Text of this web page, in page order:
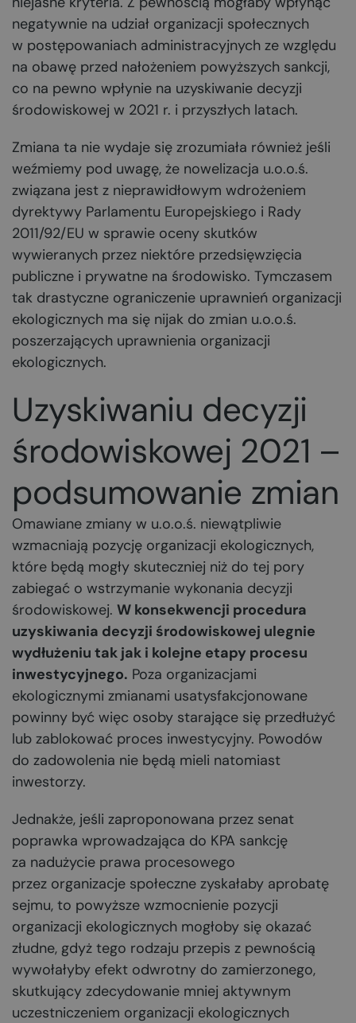
negatywnie na udział organizacji społecznych
w postępowaniach administracyjnych ze względu
na obawę przed nałożeniem powyższych sankcji,
co na pewno wpłynie na uzyskiwanie decyzji
środowiskowej w 2021 r. i przyszłych latach.
Zmiana ta nie wydaje się zrozumiała również jeśli
weźmiemy pod uwagę, że nowelizacja u.o.o.ś.
związana jest z nieprawidłowym wdrożeniem
dyrektywy Parlamentu Europejskiego i Rady
2011/92/EU w sprawie oceny skutków
wywieranych przez niektóre przedsięwzięcia
publiczne i prywatne na środowisko. Tymczasem
tak drastyczne ograniczenie uprawnień organizacji
ekologicznych ma się nijak do zmian u.o.o.ś.
poszerzających uprawnienia organizacji
ekologicznych.
Uzyskiwaniu decyzji
środowiskowej 2021 –
podsumowanie zmian
Omawiane zmiany w u.o.o.ś. niewątpliwie
wzmacniają pozycję organizacji ekologicznych,
które będą mogły skuteczniej niż do tej pory
zabiegać o wstrzymanie wykonania decyzji
środowiskowej. W konsekwencji procedura
uzyskiwania decyzji środowiskowej ulegnie
wydłużeniu tak jak i kolejne etapy procesu
inwestycyjnego. Poza organizacjami
ekologicznymi zmianami usatysfakcjonowane
powinny być więc osoby starające się przedłużyć
lub zablokować proces inwestycyjny. Powodów
do zadowolenia nie będą mieli natomiast
inwestorzy.
Jednakże, jeśli zaproponowana przez senat
poprawka wprowadzająca do KPA sankcję
za nadużycie prawa procesowego
przez organizacje społeczne zyskałaby aprobatę
sejmu, to powyższe wzmocnienie pozycji
organizacji ekologicznych mogłoby się okazać
złudne, gdyż tego rodzaju przepis z pewnością
wywołałyby efekt odwrotny do zamierzonego,
skutkujący zdecydowanie mniej aktywnym
uczestniczeniem organizacji ekologicznych